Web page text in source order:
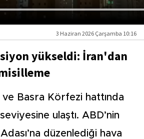
3 Haziran 2026 Çarşamba 10:16
yükseldi: İran'dan
ve Basra Körfezi hattında
ulaştı. ABD’nin
düzenlediği hava